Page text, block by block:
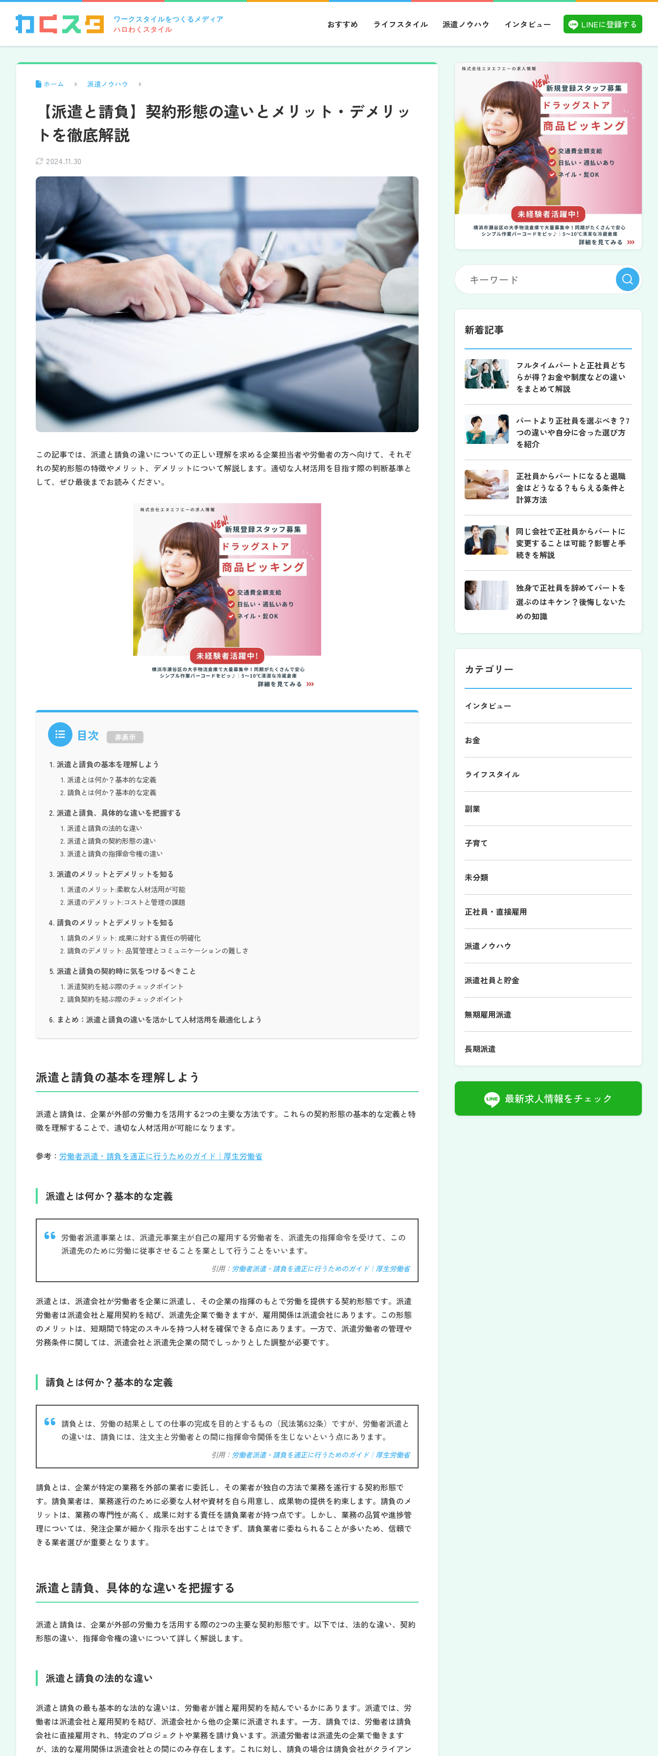
ワークスタイルをつくるメディア
ハロわくスタイル
おすすめ ライフスタイル 派遣ノウハウ インタビュー LINEに登録する
ホーム 派遣ノウハウ
【派遣と請負】契約形態の違いとメリット・デメリッ
トを徹底解説
2024.11.30
この記事では、派遣と請負の違いについての正しい理解を求める企業担当者や労働者の方へ向けて、それぞ
れの契約形態の特徴やメリット、デメリットについて解説します。適切な人材活用を目指す際の判断基準と
して、ぜひ最後までお読みください。
目次 非表示
派遣と請負の基本を理解しよう
派遣とは何か？基本的な定義
請負とは何か？基本的な定義
派遣と請負、具体的な違いを把握する
派遣と請負の法的な違い
派遣と請負の契約形態の違い
派遣と請負の指揮命令権の違い
派遣のメリットとデメリットを知る
派遣のメリット:柔軟な人材活用が可能
派遣のデメリット:コストと管理の課題
請負のメリットとデメリットを知る
請負のメリット: 成果に対する責任の明確化
請負のデメリット: 品質管理とコミュニケーションの難しさ
派遣と請負の契約時に気をつけるべきこと
派遣契約を結ぶ際のチェックポイント
請負契約を結ぶ際のチェックポイント
まとめ：派遣と請負の違いを活かして人材活用を最適化しよう
派遣と請負の基本を理解しよう
派遣と請負は、企業が外部の労働力を活用する2つの主要な方法です。これらの契約形態の基本的な定義と特
徴を理解することで、適切な人材活用が可能になります。
参考： 労働者派遣・請負を適正に行うためのガイド｜厚生労働省
派遣とは何か？基本的な定義
労働者派遣事業とは、派遣元事業主が自己の雇用する労働者を、派遣先の指揮命令を受けて、この
派遣先のために労働に従事させることを業として行うことをいいます。
引用：労働者派遣・請負を適正に行うためのガイド｜厚生労働省
派遣とは、派遣会社が労働者を企業に派遣し、その企業の指揮のもとで労働を提供する契約形態です。派遣
労働者は派遣会社と雇用契約を結び、派遣先企業で働きますが、雇用関係は派遣会社にあります。この形態
のメリットは、短期間で特定のスキルを持つ人材を確保できる点にあります。一方で、派遣労働者の管理や
労務条件に関しては、派遣会社と派遣先企業の間でしっかりとした調整が必要です。
請負とは何か？基本的な定義
請負とは、労働の結果としての仕事の完成を目的とするもの（民法第632条）ですが、労働者派遣と
の違いは、請負には、注文主と労働者との間に指揮命令関係を生じないという点にあります。
引用：労働者派遣・請負を適正に行うためのガイド｜厚生労働省
請負とは、企業が特定の業務を外部の業者に委託し、その業者が独自の方法で業務を遂行する契約形態で
す。請負業者は、業務遂行のために必要な人材や資材を自ら用意し、成果物の提供を約束します。請負のメ
リットは、業務の専門性が高く、成果に対する責任を請負業者が持つ点です。しかし、業務の品質や進捗管
理については、発注企業が細かく指示を出すことはできず、請負業者に委ねられることが多いため、信頼で
きる業者選びが重要となります。
派遣と請負、具体的な違いを把握する
派遣と請負は、企業が外部の労働力を活用する際の2つの主要な契約形態です。以下では、法的な違い、契約
形態の違い、指揮命令権の違いについて詳しく解説します。
派遣と請負の法的な違い
派遣と請負の最も基本的な法的な違いは、労働者が誰と雇用契約を結んでいるかにあります。派遣では、労
働者は派遣会社と雇用契約を結び、派遣会社から他の企業に派遣されます。一方、請負では、労働者は請負
会社に直接雇用され、特定のプロジェクトや業務を請け負います。派遣労働者は派遣先の企業で働きます
が、法的な雇用関係は派遣会社との間にのみ存在します。これに対し、請負の場合は請負会社がクライアン
新着記事
フルタイムパートと正社員どち
らが得？お金や制度などの違い
をまとめて解説
パートより正社員を選ぶべき？7
つの違いや自分に合った選び方
を紹介
正社員からパートになると退職
金はどうなる？もらえる条件と
計算方法
同じ会社で正社員からパートに
変更することは可能？影響と手
続きを解説
独身で正社員を辞めてパートを
選ぶのはキケン？後悔しないた
めの知識
カテゴリー
インタビュー
お金
ライフスタイル
副業
子育て
未分類
正社員・直接雇用
派遣ノウハウ
派遣社員と貯金
無期雇用派遣
長期派遣
最新求人情報をチェック